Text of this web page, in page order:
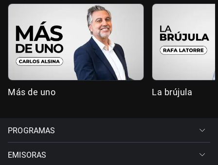
Más de uno La brújula
PROGRAMAS
EMISORAS